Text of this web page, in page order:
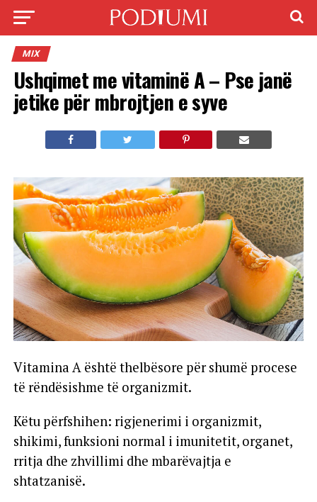
MIX
Ushqimet me vitaminë A – Pse janë
jetike për mbrojtjen e syve
Vitamina A është thelbësore për shumë procese
të rëndësishme të organizmit.
Këtu përfshihen: rigjenerimi i organizmit,
shikimi, funksioni normal i imunitetit, organet,
rritja dhe zhvillimi dhe mbarëvajtja e
shtatzanisë.